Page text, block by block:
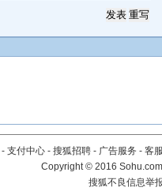
- 支付中心 - 搜狐招聘 - 广告服务 - 客
Copyright©2016
搜狐不良信息举